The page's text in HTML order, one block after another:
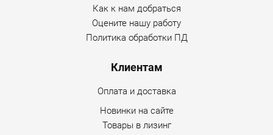
доступность комплектующих;
максимальная производительность в любых
двигателю и небольшому весу мини-погрузчика.
Мини-погрузчик с бортовым поворотом ANT 1200
дополнительно может быть оснащён таким
оборудованием
Как к нам добраться
Оцените нашу работу
Политика обработки ПД
Клиентам
Оплата и доставка
Новинки на сайте
Товары в лизинг